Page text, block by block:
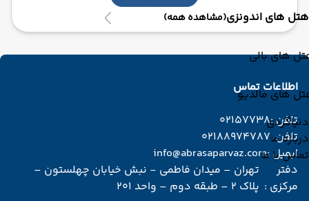
هتل های اندونزی(مشاهده همه)
های بالی
های مالدیو
دنیاگردی
درباره ما
تماس با ما
اطلاعات تماس
تلفن :02157738
تلفن :02188974787
ایمیل :info@abrasaparvaz.com
دفتر
مرکزی :
تهران – میدان فاطمی - نبش خیابان چهلستون –
پلاک 2 – طبقه دوم – واحد 201